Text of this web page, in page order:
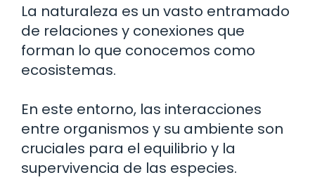
La naturaleza es un vasto entramado
de relaciones y conexiones que
forman lo que conocemos como
ecosistemas.
En este entorno, las interacciones
entre organismos y su ambiente son
cruciales para el equilibrio y la
supervivencia de las especies.